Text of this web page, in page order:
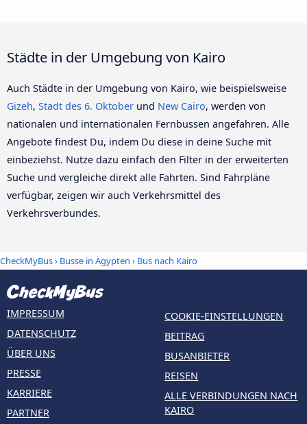
Städte in der Umgebung von Kairo
Auch Städte in der Umgebung von Kairo, wie beispielsweise
Gizeh, Stadt des 6. Oktober und New Cairo, werden von
nationalen und internationalen Fernbussen angefahren. Alle
Angebote findest Du, indem Du diese in deine Suche mit
einbeziehst. Nutze dazu einfach den Filter in der erweiterten
Suche und vergleiche direkt alle Fahrten. Sind Fahrpläne
verfügbar, zeigen wir auch Verkehrsmittel des
Verkehrsverbundes.
CheckMyBus› Busse in Ägypten › Bus nach Kairo
IMPRESSUM
DATENSCHUTZ
ÜBER UNS
PRESSE
KARRIERE
PARTNER
COOKIE-EINSTELLUNGEN
BEITRAG
BUSANBIETER
REISEN
ALLE VERBINDUNGEN NACH
KAIRO